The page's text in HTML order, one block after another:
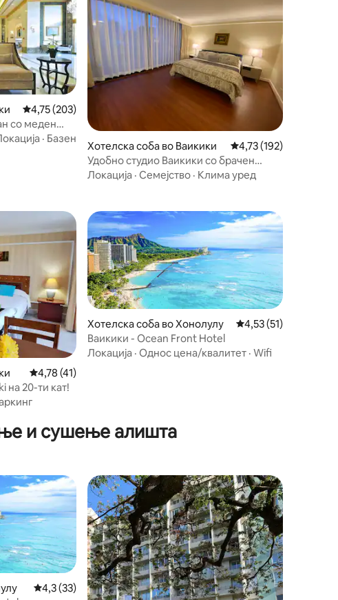
Просечна оцена: 4,75 од 5, 203 рецензии
4,75 (203)
со меден
· Базен
Хотелска соба во Ваикики Просечна оцена:
4,73 (192)
Удобно студио Ваикики со брачен
кревет (широк 150-179 см)
Локација · Семејство · Клима уред
Просечна оцена: 4,78 од 5, 41 рецензии
4,78 (41)
на 20-ти кат!
Хотелска соба во Хонолулу Просечна оцена:
4,53 (51)
Ваикики - Ocean Front Hotel
Локација · Однос цена/квалитет · Wifi
и сушење алишта
Просечна оцена: 4,3 од 5, 33 рецензии
4,3 (33)